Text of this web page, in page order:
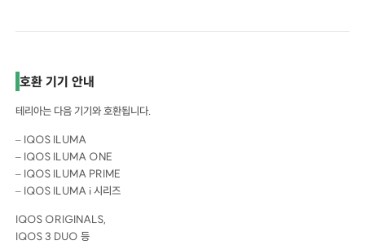
호환 기기 안내
테리아는 다음 기기와 호환됩니다.
– IQOS ILUMA
– IQOS ILUMA ONE
– IQOS ILUMA PRIME
– IQOS ILUMA i 시리즈
IQOS ORIGINALS,
IQOS 3 DUO 등